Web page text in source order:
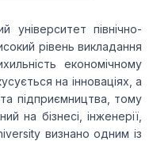
що вам більше
обробку ваших
відповідно до
північно-
рівень викладання
економічному
на інноваціях, а
підприємництва, тому
на бізнесі, інженерії,
визнано одним із